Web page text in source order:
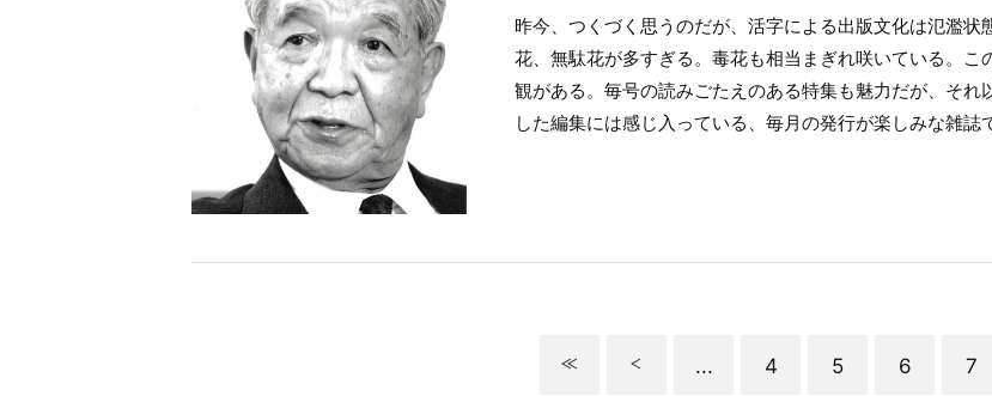
昨今、つくづく思うのだが、活字による出版文化は氾濫
花、無駄花が多すぎる。毒花も相当まぎれ咲いている。こ
観がある。毎号の読みごたえのある特集も魅力だが、そ
した編集には感じ入っている、毎月の発行が楽しみな雑誌
... 4 5 6 7